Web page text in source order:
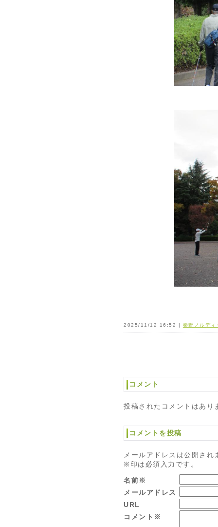
2025/11/12 16:52 | 秦野ノルディ
コメント
投稿されたコメントはあり
コメントを投稿
メールアドレスは公開され
※印は必須入力です。
名前※
メールアドレス
URL
コメント※